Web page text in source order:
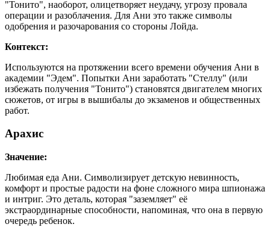
"Тонито", наоборот, олицетворяет неудачу, угрозу провала
операции и разоблачения. Для Ани это также символы
одобрения и разочарования со стороны Лойда.
Контекст:
Используются на протяжении всего времени обучения Ани в
академии "Эдем". Попытки Ани заработать "Стеллу" (или
избежать получения "Тонито") становятся двигателем многих
сюжетов, от игры в вышибалы до экзаменов и общественных
работ.
Арахис
Значение:
Любимая еда Ани. Символизирует детскую невинность,
комфорт и простые радости на фоне сложного мира шпионажа
и интриг. Это деталь, которая "заземляет" её
экстраординарные способности, напоминая, что она в первую
очередь ребенок.